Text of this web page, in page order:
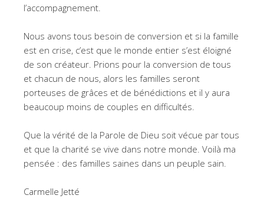
l’accompagnement.
Nous avons tous besoin de conversion et si la famille
est en crise, c’est que le monde entier s’est éloigné
de son créateur. Prions pour la conversion de tous
et chacun de nous, alors les familles seront
porteuses de grâces et de bénédictions et il y aura
beaucoup moins de couples en difficultés.
Que la vérité de la Parole de Dieu soit vécue par tous
et que la charité se vive dans notre monde. Voilà ma
pensée : des familles saines dans un peuple sain.
Carmelle Jetté